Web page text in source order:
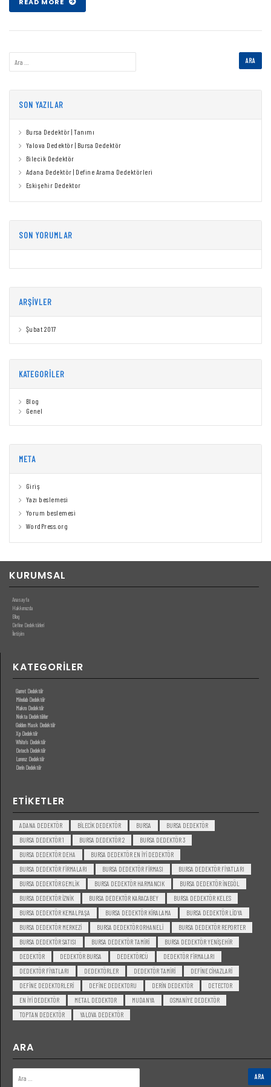
SON YAZILAR
Bursa Dedektör | Tanımı
Yalova Dedektör | Bursa Dedektör
Bilecik Dedektör
Adana Dedektör | Define Arama Dedektörleri
Eskişehir Dedektor
SON YORUMLAR
ARŞIVLER
Şubat 2017
KATEGORILER
Blog
Genel
META
Giriş
Yazı beslemesi
Yorum beslemesi
WordPress.org
KURUMSAL
Anasayfa
Hakkımızda
Blog
Define Dedektörleri
İletişim
KATEGORILER
Garret Dedektör
Minelab Dedektör
Makro Dedektör
Nokta Dedektörler
Golden Mask Dedektör
Xp Dedektör
White’s Dedektör
Detech Dedektör
Lorenz Dedektör
Derin Dedektör
ETIKETLER
ADANA DEDEKTÖR BILECIK DEDEKTÖR BURSA
BURSA DEDEKTÖR
BURSA DEDEKTÖR 1
BURSA DEDEKTÖR 2
BURSA DEDEKTÖR 3
BURSA DEDEKTÖR DEHA
BURSA DEDEKTÖR EN IYI DEDEKTÖR
BURSA DEDEKTÖR FIRMALARI
BURSA DEDEKTÖR FIRMASI
BURSA DEDEKTÖR FIYATLARI
BURSA DEDEKTÖR GEMLIK
BURSA DEDEKTÖR HARMANCIK
BURSA DEDEKTÖR INEGÖL
BURSA DEDEKTÖR IZNIK
BURSA DEDEKTÖR KARACABEY
BURSA DEDEKTÖR KELES
BURSA DEDEKTÖR KEMALPAŞA
BURSA DEDEKTÖR KIRALAMA
BURSA DEDEKTÖR LIDYA
BURSA DEDEKTÖR MERKEZI
BURSA DEDEKTÖR ORHANELI
BURSA DEDEKTÖR REPORTER
BURSA DEDEKTÖR SATISI
BURSA DEDEKTÖR TAMIRI
BURSA DEDEKTÖR YENIŞEHIR
DEDEKTÖR
DEDEKTÖR BURSA DEDEKTÖRCÜ
DEDEKTÖR FIRMALARI
DEDEKTÖR FIYATLARI
DEDEKTÖRLER DEDEKTÖR TAMIRI
DEFINE CIHAZLARI
DEFINE DEDEKTORLERI
DEFINE DEDEKTORU DERIN DEDEKTÖR
DETECTOR
EN IYI DEDEKTÖR
METAL DEDEKTOR MUDANYA
OSMANIYE DEDEKTÖR
TOPTAN DEDEKTÖR
YALOVA DEDEKTÖR
ARA